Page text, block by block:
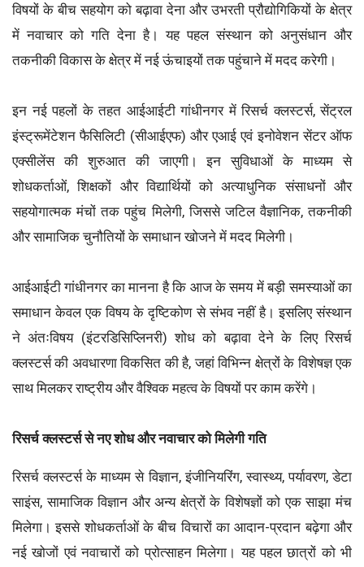
विषयों के बीच सहयोग को बढ़ावा देना और उभरती प्रौद्योगिकियों के क्षेत्र
में नवाचार को गति देना है। यह पहल संस्थान को अनुसंधान और
तकनीकी विकास के क्षेत्र में नई ऊंचाइयों तक पहुंचाने में मदद करेगी।
इन नई पहलों के तहत आईआईटी गांधीनगर में रिसर्च क्लस्टर्स, सेंट्रल
इंस्ट्रूमेंटेशन फैसिलिटी (सीआईएफ) और एआई एवं इनोवेशन सेंटर ऑफ
एक्सीलेंस की शुरुआत की जाएगी। इन सुविधाओं के माध्यम से
शोधकर्ताओं, शिक्षकों और विद्यार्थियों को अत्याधुनिक संसाधनों और
सहयोगात्मक मंचों तक पहुंच मिलेगी, जिससे जटिल वैज्ञानिक, तकनीकी
और सामाजिक चुनौतियों के समाधान खोजने में मदद मिलेगी।
आईआईटी गांधीनगर का मानना है कि आज के समय में बड़ी समस्याओं का
समाधान केवल एक विषय के दृष्टिकोण से संभव नहीं है। इसलिए संस्थान
ने अंतःविषय (इंटरडिसिप्लिनरी) शोध को बढ़ावा देने के लिए रिसर्च
क्लस्टर्स की अवधारणा विकसित की है, जहां विभिन्न क्षेत्रों के विशेषज्ञ एक
साथ मिलकर राष्ट्रीय और वैश्विक महत्व के विषयों पर काम करेंगे।
रिसर्च क्लस्टर्स से नए शोध और नवाचार को मिलेगी गति
रिसर्च क्लस्टर्स के माध्यम से विज्ञान, इंजीनियरिंग, स्वास्थ्य, पर्यावरण, डेटा
साइंस, सामाजिक विज्ञान और अन्य क्षेत्रों के विशेषज्ञों को एक साझा मंच
मिलेगा। इससे शोधकर्ताओं के बीच विचारों का आदान-प्रदान बढ़ेगा और
नई खोजों एवं नवाचारों को प्रोत्साहन मिलेगा। यह पहल छात्रों को भी